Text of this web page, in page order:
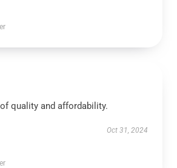
quality and affordability.
Oct 31, 2024